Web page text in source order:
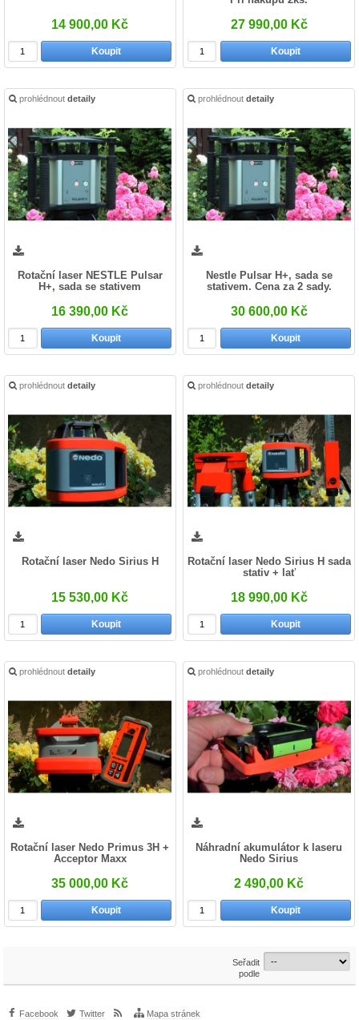
14 900,00 Kč
Koupit
27 990,00 Kč
Koupit
prohlédnout detaily
Rotační laser NESTLE Pulsar
H+, sada se stativem
16 390,00 Kč
Koupit
prohlédnoutdetaily
Nestle Pulsar H+, sada se
stativem. Cena za 2 sady.
30 600,00 Kč
Koupit
prohlédnout detaily
Rotační laser Nedo Sirius H
15 530,00 Kč
Koupit
prohlédnoutdetaily
Rotační laser Nedo Sirius H sada
stativ + lať
18 990,00 Kč
Koupit
prohlédnout detaily
Rotační laser Nedo Primus 3H +
Acceptor Maxx
35 000,00 Kč
Koupit
prohlédnoutdetaily
Náhradní akumulátor k laseru
Nedo Sirius
2 490,00 Kč
Koupit
Seřadit
podle
Facebook Twitter Mapa stránek